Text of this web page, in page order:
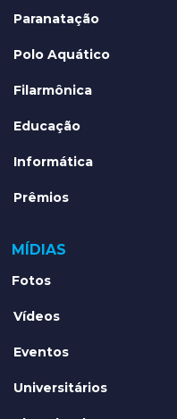
Paranatação
Polo Aquático
Filarmônica
Educação
Informática
Prêmios
MÍDIAS
Fotos
Vídeos
Eventos
Universitários